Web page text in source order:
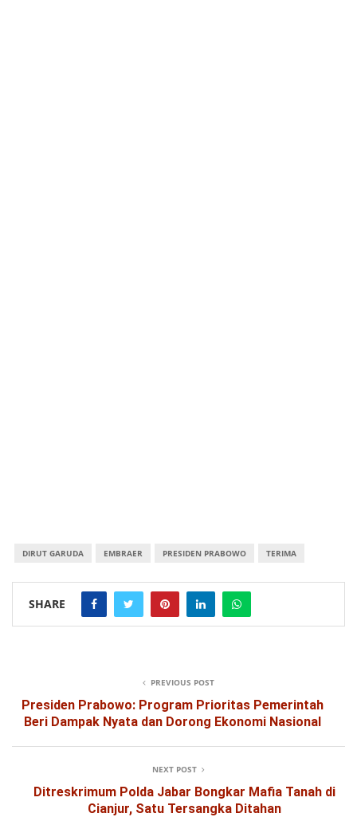
DIRUT GARUDA EMBRAER PRESIDEN PRABOWO TERIMA
SHARE
PREVIOUS POST
Presiden Prabowo: Program Prioritas Pemerintah
Beri Dampak Nyata dan Dorong Ekonomi Nasional
NEXT POST
Ditreskrimum Polda Jabar Bongkar Mafia Tanah di
Cianjur, Satu Tersangka Ditahan